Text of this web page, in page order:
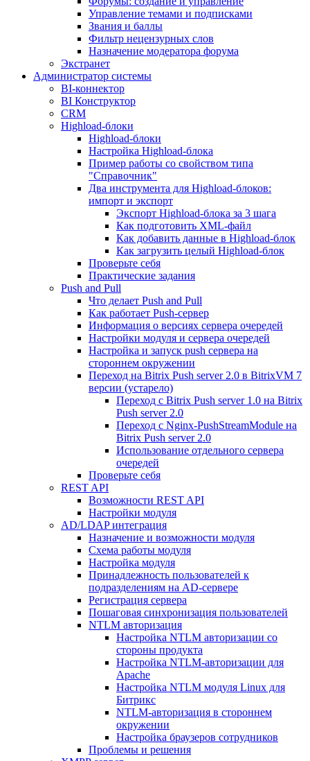
Управление темами и подписками
Звания и баллы
Фильтр нецензурных слов
Назначение модератора форума
Экстранет
Администратор системы
BI-коннектор
BI Конструктор
CRM
Highload-блоки
Highload-блоки
Настройка Highload-блока
Пример работы со свойством типа
"Справочник"
Два инструмента для Highload-блоков:
импорт и экспорт
Экспорт Highload-блока за 3 шага
Как подготовить XML-файл
Как добавить данные в Highload-блок
Как загрузить целый Highload-блок
Проверьте себя
Практические задания
Push and Pull
Что делает Push and Pull
Как работает Push-сервер
Информация о версиях сервера очередей
Настройки модуля и сервера очередей
Настройка и запуск push сервера на
стороннем окружении
Переход на Bitrix Push server 2.0 в BitrixVM 7
версии (устарело)
Переход с Bitrix Push server 1.0 на Bitrix
Push server 2.0
Переход с Nginx-PushStreamModule на
Bitrix Push server 2.0
Использование отдельного сервера
очередей
Проверьте себя
REST API
Возможности REST API
Настройки модуля
AD/LDAP интеграция
Назначение и возможности модуля
Схема работы модуля
Настройка модуля
Принадлежность пользователей к
подразделениям на AD-сервере
Регистрация сервера
Пошаговая синхронизация пользователей
NTLM авторизация
Настройка NTLM авторизации со
стороны продукта
Настройка NTLM-авторизации для
Apache
Настройка NTLM модуля Linux для
Битрикс
NTLM-авторизация в стороннем
окружении
Настройка браузеров сотрудников
Проблемы и решения